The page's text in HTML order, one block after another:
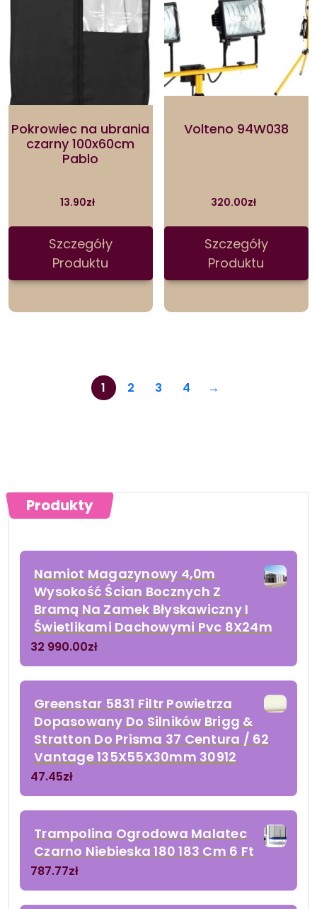
Pokrowiec na ubrania
czarny 100x60cm
Pablo
13.90zł
Szczegóły
Produktu
Volteno 94W038
320.00zł
Szczegóły
Produktu
1 2 3 4 →
Produkty
Namiot Magazynowy 4,0m
Wysokość Ścian Bocznych Z
Bramą Na Zamek Błyskawiczny I
Świetlikami Dachowymi Pvc 8X24m
32 990.00zł
Greenstar 5831 Filtr Powietrza
Dopasowany Do Silników Brigg &
Stratton Do Prisma 37 Centura / 62
Vantage 135X55X30mm 30912
47.45zł
Trampolina Ogrodowa Malatec
Czarno Niebieska 180 183 Cm 6 Ft
787.77zł